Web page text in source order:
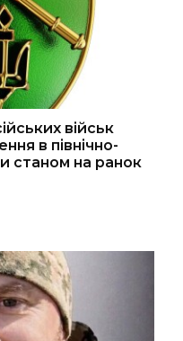
військ
в північно-
станом на ранок